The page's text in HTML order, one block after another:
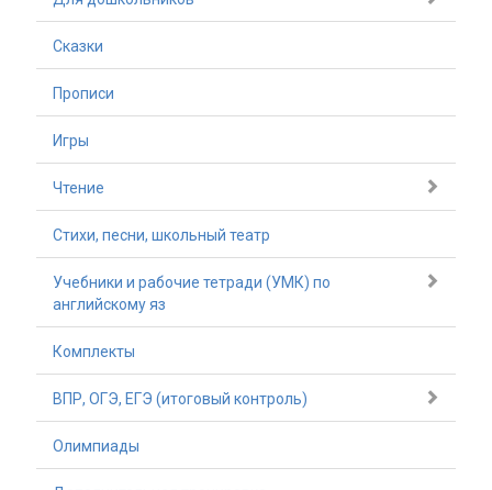
Сказки
Прописи
Игры
Чтение
Стихи, песни, школьный театр
Учебники и рабочие тетради (УМК) по
английскому яз
Комплекты
ВПР, ОГЭ, ЕГЭ (итоговый контроль)
Олимпиады